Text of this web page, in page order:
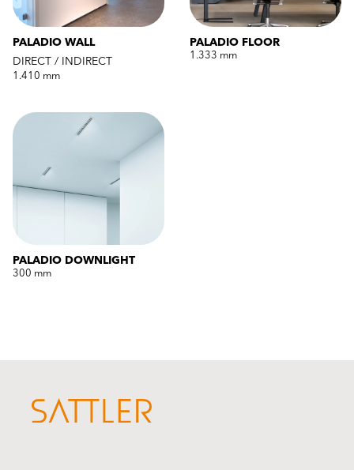
PALADIO WALL
DIRECT / INDIRECT
1.410 mm
PALADIO FLOOR
1.333 mm
PALADIO DOWNLIGHT
300 mm